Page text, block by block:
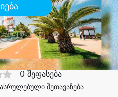
მომსახურება
შეთავაზება
0 შეფასება